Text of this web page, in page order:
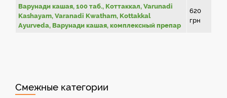
Варунади кашая, 100 таб., Коттаккал, Varunadi
Kashayam, Varanadi Kwatham, Kottakkal
Ayurveda, Варунади кашая, комплексный препар
620
грн
Смежные категории